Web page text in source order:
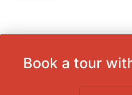
Book a tour